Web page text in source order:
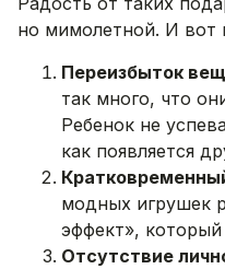
но мимолетной. И вот
Переизбыток
так много, что
Ребенок не
как появляется
модных игрушек
эффект»,
Отсутствие